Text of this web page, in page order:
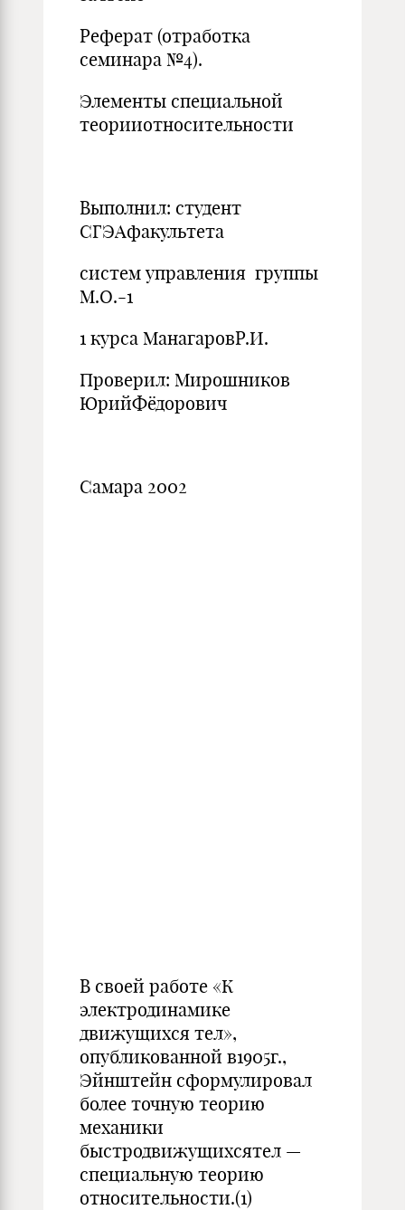
Реферат (отработка
семинара №4).
Элементы специальной
теорииотносительности
Выполнил: студент
СГЭАфакультета
систем управления группы
М.О.-1
1 курса МанагаровР.И.
Проверил: Мирошников
ЮрийФёдорович
Самара 2002
В своей работе «К
электродинамике
движущихся тел»,
опубликованной в1905г.,
Эйнштейн сформулировал
более точную теорию
механики
быстродвижущихсятел —
специальную теорию
относительности.(1)